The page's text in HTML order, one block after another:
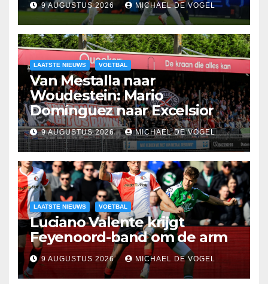
9 AUGUSTUS 2026 MICHAEL DE VOGEL
LAATSTE NIEUWS VOETBAL
Van Mestalla naar
Woudestein: Mario
Domínguez naar Excelsior
9 AUGUSTUS 2026 MICHAEL DE VOGEL
LAATSTE NIEUWS VOETBAL
Luciano Valente krijgt
Feyenoord-band om de arm
9 AUGUSTUS 2026 MICHAEL DE VOGEL